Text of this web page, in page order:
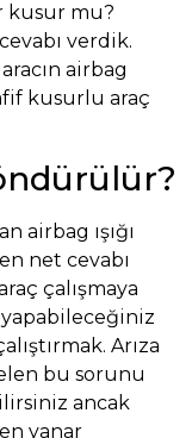
kusur mu?
verdik.
airbag
kusurlu araç
airbag ışığı
net cevabı
çalışmaya
yapabileceğiniz
Arıza
bu sorunu
ancak
yanar